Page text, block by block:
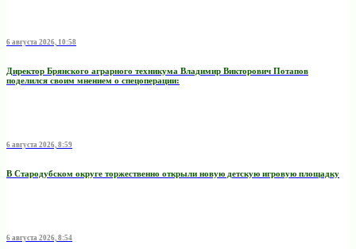
6 августа 2026, 10:58
Директор Брянского аграрного техникума Владимир Викторович Потапов
поделился своим мнением о спецоперации:
6 августа 2026, 8:59
В Стародубском округе торжественно открыли новую детскую игровую площадку
6 августа 2026, 8:54